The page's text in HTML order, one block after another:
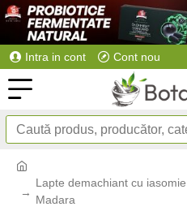
Intra in cont Cont nou
Lapte demachiant cu
Madara